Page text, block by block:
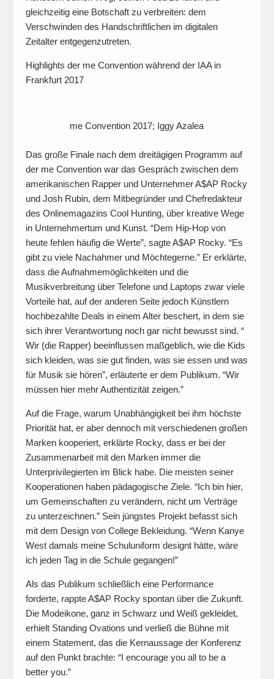
gleichzeitig eine Botschaft zu verbreiten: dem
Verschwinden des Handschriftlichen im digitalen
Zeitalter entgegenzutreten.
Highlights der me Convention während der IAA in
Frankfurt 2017
me Convention 2017; Iggy Azalea
Das große Finale nach dem dreitägigen Programm auf
der me Convention war das Gespräch zwischen dem
amerikanischen Rapper und Unternehmer A$AP Rocky
und Josh Rubin, dem Mitbegründer und Chefredakteur
des Onlinemagazins Cool Hunting, über kreative Wege
in Unternehmertum und Kunst. “Dem Hip-Hop von
heute fehlen häufig die Werte”, sagte A$AP Rocky. “Es
gibt zu viele Nachahmer und Möchtegerne.” Er erklärte,
dass die Aufnahmemöglichkeiten und die
Musikverbreitung über Telefone und Laptops zwar viele
Vorteile hat, auf der anderen Seite jedoch Künstlern
hochbezahlte Deals in einem Alter beschert, in dem sie
sich ihrer Verantwortung noch gar nicht bewusst sind. “
Wir (die Rapper) beeinflussen maßgeblich, wie die Kids
sich kleiden, was sie gut finden, was sie essen und was
für Musik sie hören”, erläuterte er dem Publikum. “Wir
müssen hier mehr Authentizität zeigen.”
Auf die Frage, warum Unabhängigkeit bei ihm höchste
Priorität hat, er aber dennoch mit verschiedenen großen
Marken kooperiert, erklärte Rocky, dass er bei der
Zusammenarbeit mit den Marken immer die
Unterprivilegierten im Blick habe. Die meisten seiner
Kooperationen haben pädagogische Ziele. “Ich bin hier,
um Gemeinschaften zu verändern, nicht um Verträge
zu unterzeichnen.” Sein jüngstes Projekt befasst sich
mit dem Design von College Bekleidung. “Wenn Kanye
West damals meine Schuluniform designt hätte, wäre
ich jeden Tag in die Schule gegangen!”
Als das Publikum schließlich eine Performance
forderte, rappte A$AP Rocky spontan über die Zukunft.
Die Modeikone, ganz in Schwarz und Weiß gekleidet,
erhielt Standing Ovations und verließ die Bühne mit
einem Statement, das die Kernaussage der Konferenz
auf den Punkt brachte: “I encourage you all to be a
better you.”